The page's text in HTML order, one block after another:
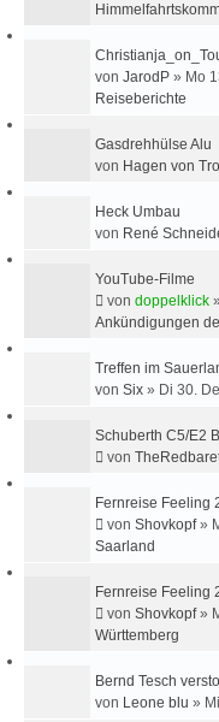
von JarodP » Mo
Reiseberichte
Gasdrehhülse Alu
von Hagen von
Heck Umbau
von René
YouTube-Filme
von doppelklick »
Ankündigungen
Treffen im
von Six » Di 30.
Schuberth C5/E2
von
Fernreise Feeling
von Shovkopf»
Saarland
Fernreise Feeling
von Shovkopf»
Württemberg
Bernd Tesch
von Leone blu »